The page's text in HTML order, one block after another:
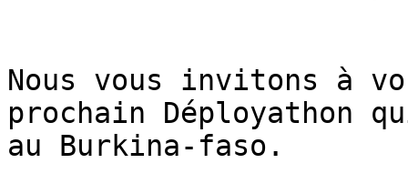
Nous vous invitons à
prochain Déployathon
au Burkina-faso.